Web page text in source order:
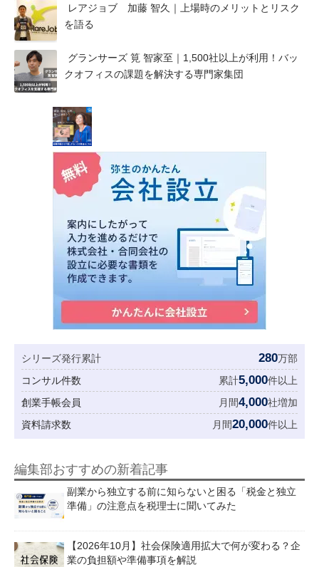
レアジョブ 加藤 智久｜上場時のメリットとリスク
を語る
グランサーズ 筧 智家至｜1,500社以上が利用！バッ
クオフィスの課題を解決する専門家集団
シリーズ発行累計 280万部
コンサル件数
累計5,000件以上
創業手帳会員
月間4,000社増加
資料請求数
月間20,000件以上
編集部おすすめの新着記事
副業から独立する前に知らないと困る「税金と独立
準備」の注意点を税理士に聞いてみた
【2026年10月】社会保険適用拡大で何が変わる？企
業の負担額や準備事項を解説